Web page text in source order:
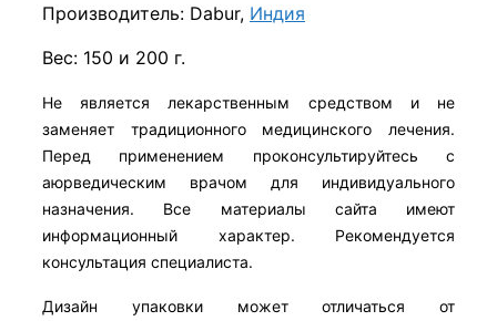
Производитель: Dabur, Индия
Вес: 150 и 200 г.
Не является лекарственным средством и не
заменяет традиционного медицинского лечения.
Перед применением проконсультируйтесь с
аюрведическим врачом для индивидуального
назначения. Все материалы сайта имеют
информационный характер. Рекомендуется
консультация специалиста.
Дизайн упаковки может отличаться от